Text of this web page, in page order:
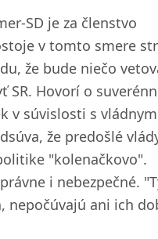
SD je za členstvo
v tomto smere
že bude niečo
SR. Hovorí o
v súvislosti s vládnym
že predošlé
"kolenačkovo".
i nebezpečné.
nepočúvajú ani ich